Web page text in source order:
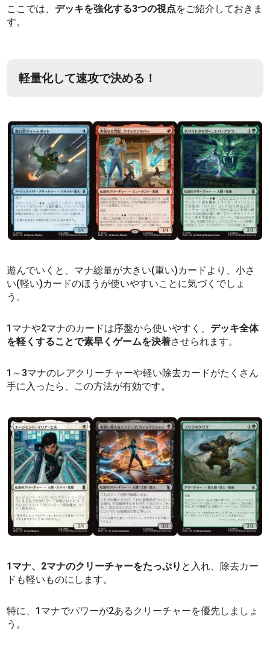
ここでは、 デッキを強化する3つの視点をご紹介しておきま
す。
軽量化して速攻で決める！
遊んでいくと、マナ総量が大きい(重い)カードより、小さ
い(軽い)カードのほうが使いやすいことに気づくでしょ
う。
1マナや2マナのカードは序盤から使いやすく、 デッキ全体
を軽くすることで素早くゲームを決着させられます。
1～3マナのレアクリーチャーや軽い除去カードがたくさん
手に入ったら、この方法が有効です。
1マナ、2マナのクリーチャーをたっぷり と入れ、除去カー
ドも軽いものにします。
特に、1マナでパワーが2あるクリーチャーを優先しましょ
う。